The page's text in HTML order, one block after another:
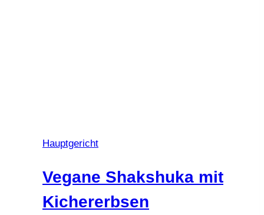
Hauptgericht
Vegane Shakshuka mit
Kichererbsen